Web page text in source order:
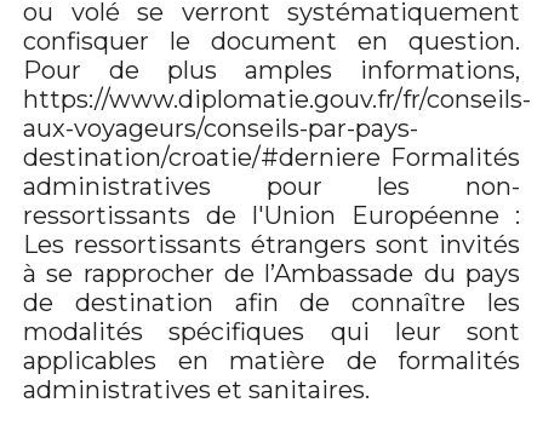
ou volé se verront systématiquement
confisquer le document en question.
Pour de plus amples informations,
https://www.diplomatie.gouv.fr/fr/conseils-
aux-voyageurs/conseils-par-pays-
destination/croatie/#derniere Formalités
administratives pour les non-
ressortissants de l'Union Européenne :
Les ressortissants étrangers sont invités
à se rapprocher de l’Ambassade du pays
de destination afin de connaître les
modalités spécifiques qui leur sont
applicables en matière de formalités
administratives et sanitaires.